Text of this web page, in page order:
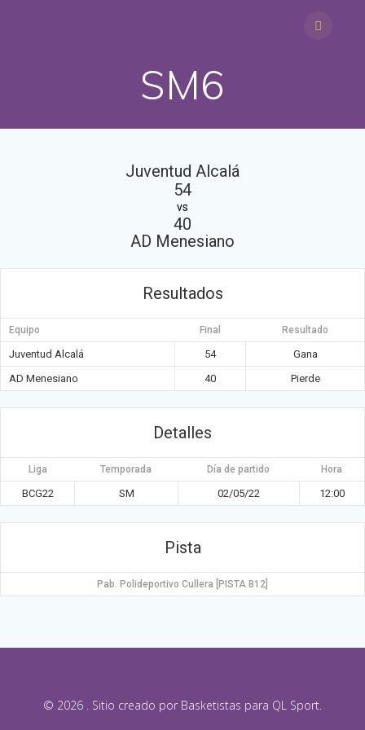
SM6
Juventud Alcalá
54
vs
40
AD Menesiano
Resultados
Equipo Final Resultado
Juventud Alcalá 54
Gana
AD Menesiano
40 Pierde
Detalles
Liga Temporada Día de partido Hora
BCG22 SM 02/05/22 12:00
Pista
Pab. Polideportivo Cullera [PISTA B12]
© 2026 . Sitio creado por Basketistas para QL Sport.